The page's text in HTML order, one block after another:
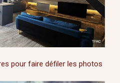
pour faire défiler les photos